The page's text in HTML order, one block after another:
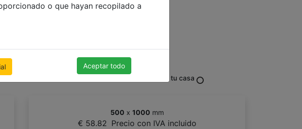
o que hayan recopilado a
Aceptar todo
en tu casa
500 x 1000 mm
€ 58.82 Precio con IVA incluido